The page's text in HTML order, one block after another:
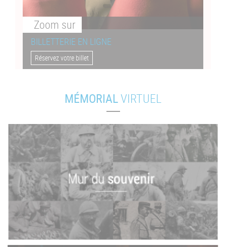
Zoom sur
BILLETTERIE EN LIGNE
Réservez votre billet
MÉMORIALVIRTUEL